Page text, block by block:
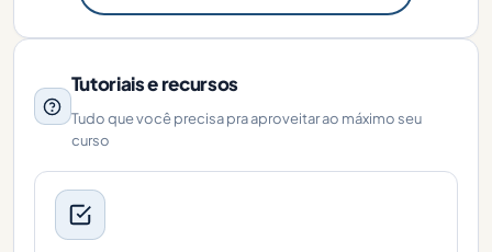
Tutoriais e recursos
Tudo que você precisa pra aproveitar ao máximo seu
curso